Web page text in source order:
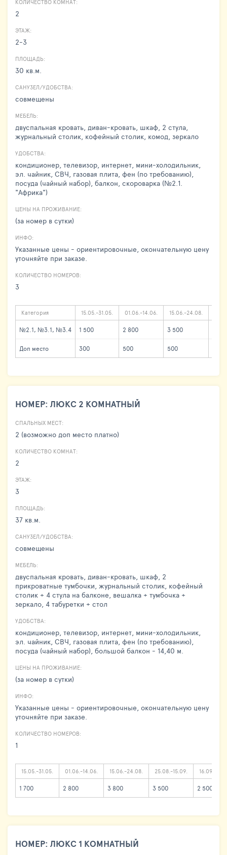
КОЛИЧЕСТВО КОМНАТ:
2
ЭТАЖ:
2-3
ПЛОЩАДЬ:
30 кв.м.
САНУЗЕЛ/УДОБСТВА:
совмещены
МЕБЕЛЬ:
двуспальная кровать, диван-кровать, шкаф, 2 стула,
журнальный столик, кофейный столик, комод, зеркало
УДОБСТВА:
кондиционер, телевизор, интернет, мини-холодильник,
эл. чайник, СВЧ, газовая плита, фен (по требованию),
посуда (чайный набор), балкон, скороварка (№2.1.
"Африка")
ЦЕНЫ НА ПРОЖИВАНИЕ:
(за номер в сутки)
ИНФО:
Указанные цены - ориентировочные, окончательную цену
уточняйте при заказе.
КОЛИЧЕСТВО НОМЕРОВ:
3
Категория 15.05.-31.05. 01.06.-14.06. 15.06.-24.08.
№2.1, №3.1, №3.4 1 500 2 800 3 500
Доп место 300 500 500
НОМЕР: ЛЮКС 2 КОМНАТНЫЙ
СПАЛЬНЫХ МЕСТ:
2 (возможно доп место платно)
КОЛИЧЕСТВО КОМНАТ:
2
ЭТАЖ:
3
ПЛОЩАДЬ:
37 кв.м.
САНУЗЕЛ/УДОБСТВА:
совмещены
МЕБЕЛЬ:
двуспальная кровать, диван-кровать, шкаф, 2
прикроватные тумбочки, журнальный столик, кофейный
столик + 4 стула на балконе, вешалка + тумбочка +
зеркало, 4 табуретки + стол
УДОБСТВА:
кондиционер, телевизор, интернет, мини-холодильник,
эл. чайник, СВЧ, газовая плита, фен (по требованию),
посуда (чайный набор), большой балкон - 14,40 м.
ЦЕНЫ НА ПРОЖИВАНИЕ:
(за номер в сутки)
ИНФО:
Указанные цены - ориентировочные, окончательную цену
уточняйте при заказе.
КОЛИЧЕСТВО НОМЕРОВ:
1
15.05.-31.05. 01.06.-14.06. 15.06.-24.08. 25.08.-15.09. 16.09.-
1 700 2 800 3 800 3 500 2 500
НОМЕР: ЛЮКС 1 КОМНАТНЫЙ